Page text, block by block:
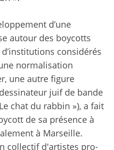
d’une
autour des boycotts
considérés
normalisation
une autre figure
juif de bande
chat du rabbin »), a fait
de sa présence à
à Marseille.
collectif d'artistes pro-